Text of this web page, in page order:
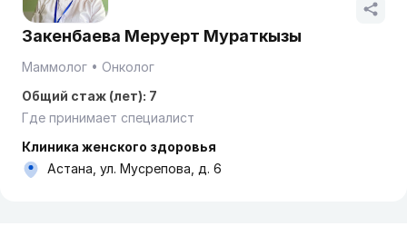
Закенбаева Меруерт Мураткызы
Маммолог
Онколог
Общий стаж (лет): 7
Где принимает специалист
Клиника женского здоровья
Астана, ул. Мусрепова, д. 6